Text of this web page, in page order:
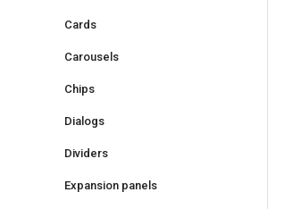
Cards
Carousels
Chips
Dialogs
Dividers
Expansion panels